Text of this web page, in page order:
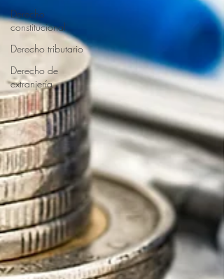
Derecho
constitucional
Derecho tributario
Derecho de
extranjería